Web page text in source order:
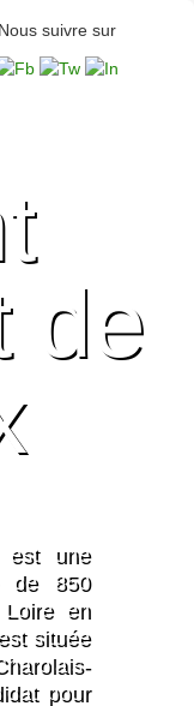
Nous suivre sur
de
est une
de 850
en
située
pour